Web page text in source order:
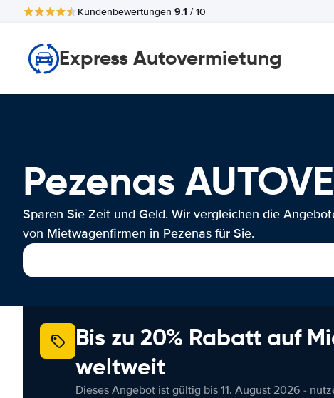
Kundenbewertungen 9.1 / 10
Express Autovermietung
Pezenas
Sparen Sie Zeit und Geld. Wir vergleichen die
von Mietwagenfirmen in Pezenas für Sie.
Bis zu 20% Rabatt auf
weltweit
Dieses Angebot ist gültig bis 11. August 2026 -